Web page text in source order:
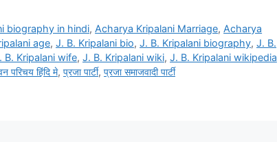
biography in hindi, Acharya Kripalani Marriage, Acharya
age, J. B. Kripalani bio, J. B. Kripalani biography, J. B.
B. Kripalani wife, J. B. Kripalani wiki, J. B. Kripalani wikipedia
परिचय हिंदि मे, प्रजा पार्टी, प्रजा समाजवादी पार्टी